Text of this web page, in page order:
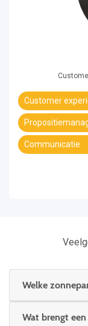
Customer
Communicatie
Welke
Wat brengt